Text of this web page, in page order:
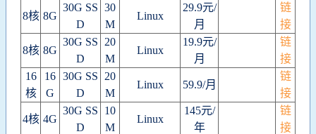
8核 8G
30G SS
D
30
M
Linux
29.9元/
月
链
接
8核 8G
30G SS
D
20
M
Linux
19.9元/
月
链
接
16
核
16
G
30G SS
D
20
M
Linux 59.9/月
链
接
4核 4G
30G SS
D
10
M
Linux
145元/
年
链
接